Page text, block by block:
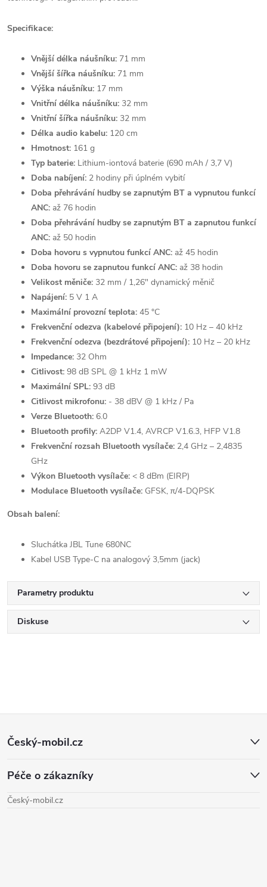
Specifikace:
Vnější délka náušníku: 71 mm
Vnější šířka náušníku: 71 mm
Výška náušníku: 17 mm
Vnitřní délka náušníku: 32 mm
Vnitřní šířka náušníku: 32 mm
Délka audio kabelu: 120 cm
Hmotnost: 161 g
Typ baterie: Lithium-iontová baterie (690 mAh / 3,7 V)
Doba nabíjení: 2 hodiny při úplném vybití
Doba přehrávání hudby se zapnutým BT a vypnutou funkcí
ANC: až 76 hodin
Doba přehrávání hudby se zapnutým BT a zapnutou funkcí
ANC: až 50 hodin
Doba hovoru s vypnutou funkcí ANC: až 45 hodin
Doba hovoru se zapnutou funkcí ANC: až 38 hodin
Velikost měniče: 32 mm / 1,26" dynamický měnič
Napájení: 5 V 1 A
Maximální provozní teplota: 45 °C
Frekvenční odezva (kabelové připojení): 10 Hz – 40 kHz
Frekvenční odezva (bezdrátové připojení): 10 Hz – 20 kHz
Impedance: 32 Ohm
Citlivost: 98 dB SPL @ 1 kHz 1 mW
Maximální SPL: 93 dB
Citlivost mikrofonu: - 38 dBV @ 1 kHz / Pa
Verze Bluetooth: 6.0
Bluetooth profily: A2DP V1.4, AVRCP V1.6.3, HFP V1.8
Frekvenční rozsah Bluetooth vysílače: 2,4 GHz – 2,4835
GHz
Výkon Bluetooth vysílače: < 8 dBm (EIRP)
Modulace Bluetooth vysílače: GFSK, π/4-DQPSK
Obsah balení:
Sluchátka JBL Tune 680NC
Kabel USB Type-C na analogový 3,5mm (jack)
Parametry produktu
Diskuse
Z
p
Český-mobil.cz
Péče o zákazníky
Český-mobil.cz